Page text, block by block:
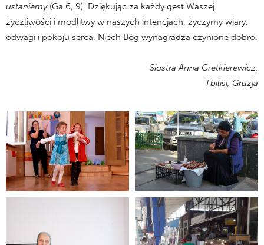
ustaniemy(Ga 6, 9). Dziękując za każdy gest Waszej
życzliwości i modlitwy w naszych intencjach, życzymy wiary,
odwagi i pokoju serca. Niech Bóg wynagradza czynione dobro.
Siostra Anna Gretkierewicz,
Tbilisi, Gruzja